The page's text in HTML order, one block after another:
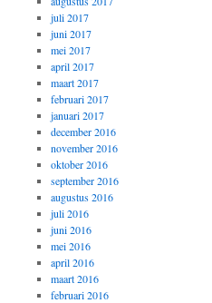
juli 2017
juni 2017
mei 2017
april 2017
maart 2017
februari 2017
januari 2017
december 2016
november 2016
oktober 2016
september 2016
augustus 2016
juli 2016
juni 2016
mei 2016
april 2016
maart 2016
februari 2016